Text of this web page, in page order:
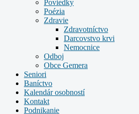
Poviedky
Poézia
Zdravie
Zdravotníctvo
Darcovstvo krvi
Nemocnice
Odboj
Obce Gemera
Seniori
Baníctvo
Kalendár osobností
Kontakt
Podnikanie